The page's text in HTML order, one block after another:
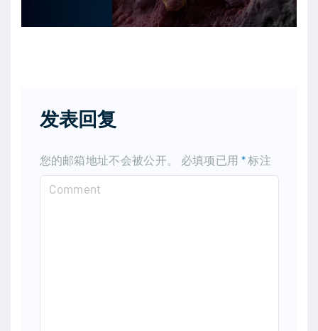
发表回复
您的邮箱地址不会被公开。 必填项已用 *标注